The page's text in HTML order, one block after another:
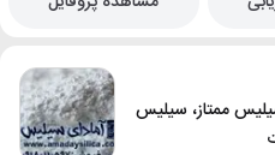
ممتاز، سیلیس